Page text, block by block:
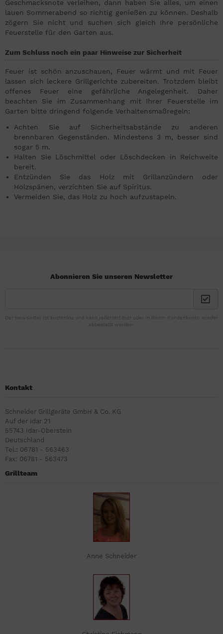
Geschmacksnote verleihen, dann haben Sie alles, um einen
lauen Sommerabend so richtig genießen zu können. Deshalb
zögern Sie nicht und suchen sich gleich Ihre persönliche
Feuerstelle für den Garten aus.
Zum Schluss noch ein paar Hinweise zur Sicherheit
Feuer ist schön anzuschauen, Feuer wärmt und mit Feuer
lassen sich leckere Grillgerichte zubereiten. Trotzdem bleibt
offenes Feuer eine gefährliche Angelegenheit. Daher
beachten Sie im Zusammenhang mit Ihrer Feuerstelle im
Garten bitte dringend folgende Verhaltensmaßregeln:
Achten Sie auf Sicherheitsabstände zu anderen
brennbaren Gegenständen. Mindestens 3 m, besser sind
sogar 5 m.
Halten Sie Löschmittel oder Löschdecken in Reichweite
bereit.
Entzünden Sie das Holz mit Grillanzündern oder
Holzspänen, verzichten Sie auf Spiritus.
Vermeiden Sie, das Holz zu hoch aufzustapeln.
Abonnieren Sie unseren Newsletter
Der Newsletter ist kostenlos und kann jederzeit hier oder in Ihrem Kundenkonto wieder
abbestellt werden.
Kontakt
Schneider Grillgeräte GmbH & Co. KG
Auf der Idar 21
55743 Idar-Oberstein
Deutschland
Tel.: 06781 - 563463
Fax: 06781 - 563473
Grillteam
Anne Schneider